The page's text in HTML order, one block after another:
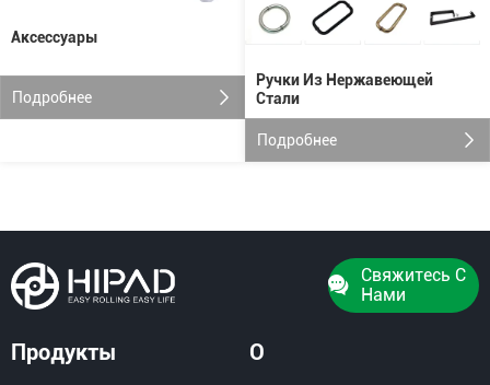
Аксессуары
Подробнее
Ручки Из Нержавеющей
Стали
Подробнее
Свяжитесь С
Нами
Продукты О